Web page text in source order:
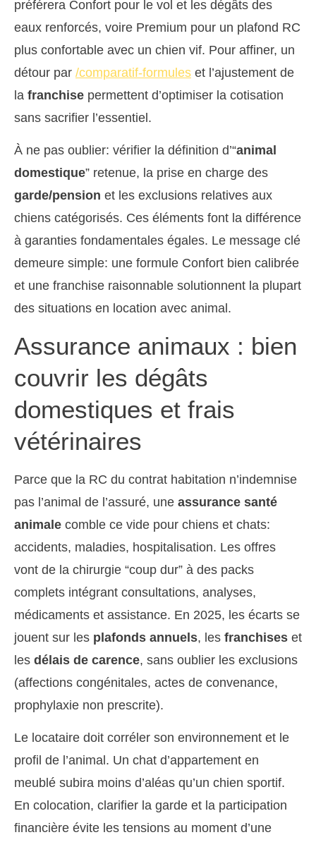
préférera Confort pour le vol et les dégâts des
eaux renforcés, voire Premium pour un plafond RC
plus confortable avec un chien vif. Pour affiner, un
détour par /comparatif-formules et l’ajustement de
la franchise permettent d’optimiser la cotisation
sans sacrifier l’essentiel.
À ne pas oublier: vérifier la définition d’“animal
domestique” retenue, la prise en charge des
garde/pension et les exclusions relatives aux
chiens catégorisés. Ces éléments font la différence
à garanties fondamentales égales. Le message clé
demeure simple: une formule Confort bien calibrée
et une franchise raisonnable solutionnent la plupart
des situations en location avec animal.
Assurance animaux : bien
couvrir les dégâts
domestiques et frais
vétérinaires
Parce que la RC du contrat habitation n’indemnise
pas l’animal de l’assuré, une assurance santé
animale comble ce vide pour chiens et chats:
accidents, maladies, hospitalisation. Les offres
vont de la chirurgie “coup dur” à des packs
complets intégrant consultations, analyses,
médicaments et assistance. En 2025, les écarts se
jouent sur les plafonds annuels, les franchises et
les délais de carence, sans oublier les exclusions
(affections congénitales, actes de convenance,
prophylaxie non prescrite).
Le locataire doit corréler son environnement et le
profil de l’animal. Un chat d’appartement en
meublé subira moins d’aléas qu’un chien sportif.
En colocation, clarifier la garde et la participation
financière évite les tensions au moment d’une